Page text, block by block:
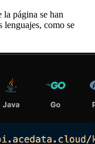
la página se han
lenguajes, como se